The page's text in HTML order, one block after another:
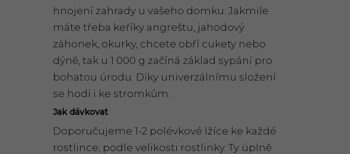
hnojení zahrady u vašeho domku. Jakmile
máte třeba keříky angreštu, jahodový
záhonek, okurky, chcete obří cukety nebo
dýně, tak u 1 000 g začíná základ sypání pro
bohatou úrodu. Díky univerzálnímu složení
se hodí i ke stromkům.
Jak dávkovat
Doporučujeme 1-2 polévkové lžíce ke každé
rostlince, podle velikosti rostlinky. Ty úplně